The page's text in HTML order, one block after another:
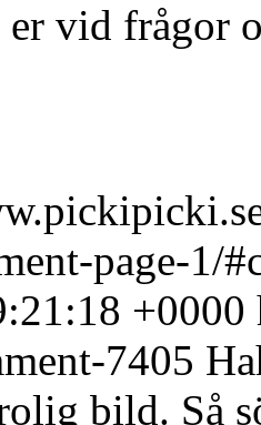
er vid frågor
page-1/
+0000
7405
bild. Så